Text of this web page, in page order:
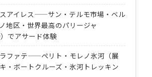
アイレス——サン・テルモ市場・ベル
地区・世界最高のパリージャ
）でアサード体験
ファテ——ペリト・モレノ氷河（展
・ボートクルーズ・氷河トレッキン